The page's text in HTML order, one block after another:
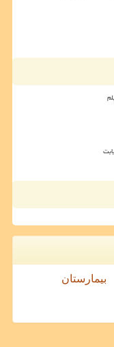
بیمارستان